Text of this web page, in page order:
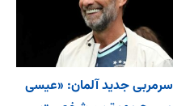
سرمربی جدید آلمان: «عیسی